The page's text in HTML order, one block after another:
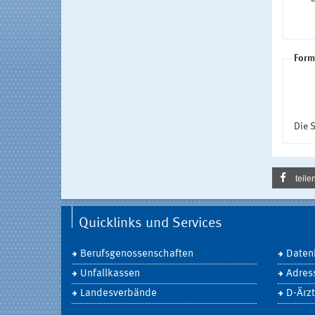
Die
Quicklinks und Services
Berufsgenossenschaften
Unfallkassen
Landesverbände
D-